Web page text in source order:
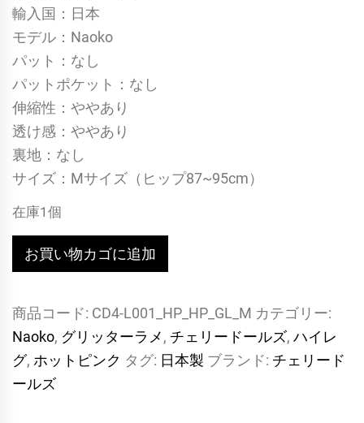
輸入国：日本
モデル：Naoko
パット：なし
パットポケット：なし
伸縮性：ややあり
透け感：ややあり
裏地：なし
サイズ：Mサイズ（ヒップ87~95cm）
在庫1個
年
~90
年
代
に
お買い物カゴに追加
商品コード: CD4-L001_HP_HP_GL_M カテゴリー:
Naoko, グリッターラメ, チェリードールズ, ハイレ
グ, ホットピンク タグ: 日本製 ブランド: チェリード
ールズ